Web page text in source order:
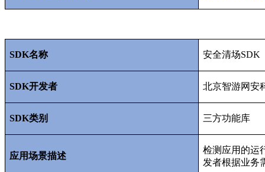
SDK名称 安全清场SDK
SDK开发者 北京智游网安
SDK类别 三方功能库
应用场景描述
检测应用的运
发者根据业务